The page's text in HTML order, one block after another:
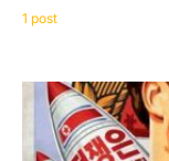
1 post